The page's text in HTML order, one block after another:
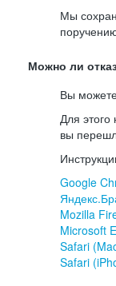
Мы
Можно ли
Вы
Для этого
вы
Google
Mozilla
Microsoft
Safari
Safari